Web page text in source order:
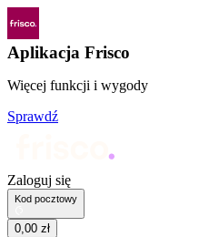
Aplikacja Frisco
Więcej funkcji i wygody
Sprawdź
Zaloguj się
Kod pocztowy
0,00 zł